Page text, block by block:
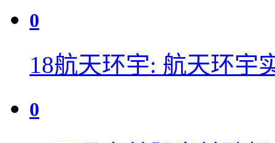
0
18航天环宇: 航天环宇
0